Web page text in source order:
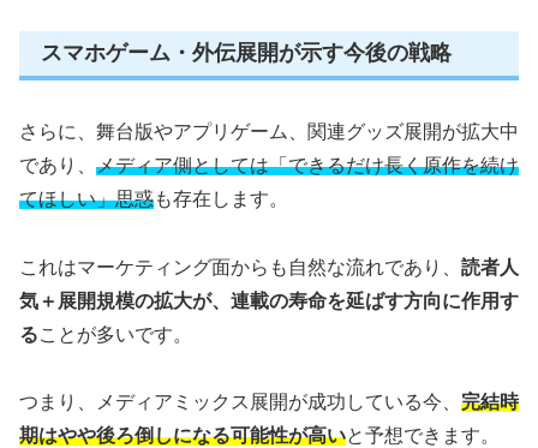
スマホゲーム・外伝展開が示す今後の戦略
さらに、舞台版やアプリゲーム、関連グッズ展開が拡大中
であり、 メディア側としては「できるだけ長く原作を続け
てほしい」思惑も存在します。
これはマーケティング面からも自然な流れであり、 読者人
気＋展開規模の拡大が、連載の寿命を延ばす方向に作用す
ることが多いです。
つまり、メディアミックス展開が成功している今、 完結時
期はやや後ろ倒しになる可能性が高いと予想できます。